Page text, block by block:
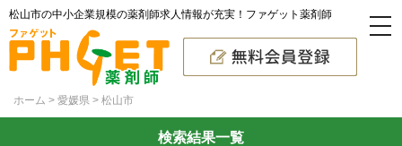
松山市の中小企業規模の薬剤師求人情報が充実！ファゲット薬剤師
ホーム 愛媛県 松山市
検索結果一覧